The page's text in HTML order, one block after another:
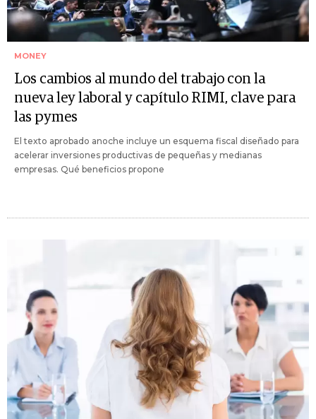
MONEY
Los cambios al mundo del trabajo con la
nueva ley laboral y capítulo RIMI, clave para
las pymes
El texto aprobado anoche incluye un esquema fiscal diseñado para
acelerar inversiones productivas de pequeñas y medianas
empresas. Qué beneficios propone